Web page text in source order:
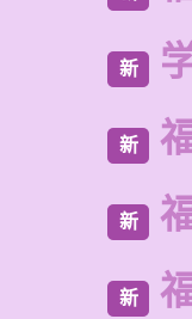
新
新
新
新